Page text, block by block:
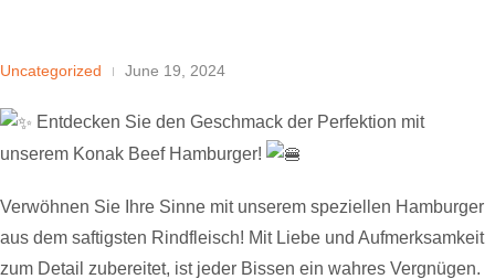
Uncategorized June 19, 2024
Entdecken Sie den Geschmack der Perfektion mit
unserem Konak Beef Hamburger!
Verwöhnen Sie Ihre Sinne mit unserem speziellen Hamburger
aus dem saftigsten Rindfleisch! Mit Liebe und Aufmerksamkeit
zum Detail zubereitet, ist jeder Bissen ein wahres Vergnügen.